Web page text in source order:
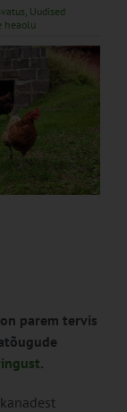
, Uudised
heaolu
parem tervis
.